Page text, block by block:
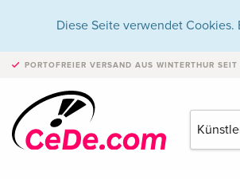
Diese Seite verwendet Cookies.
PORTOFREIER VERSAND AUS WINTERTHUR SEIT